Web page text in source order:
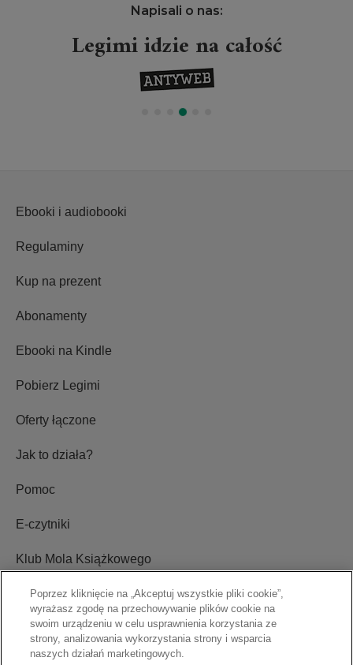
Napisali o nas:
Projekt Legimi wielkim
wydarzeniem
Ustawienia plików cookie
Blog
Poprzez kliknięcie na „Akceptuj wszystkie pliki cookie”,
wyrażasz zgodę na przechowywanie plików cookie na
swoim urządzeniu w celu usprawnienia korzystania ze
strony, analizowania wykorzystania strony i wsparcia
naszych działań marketingowych.